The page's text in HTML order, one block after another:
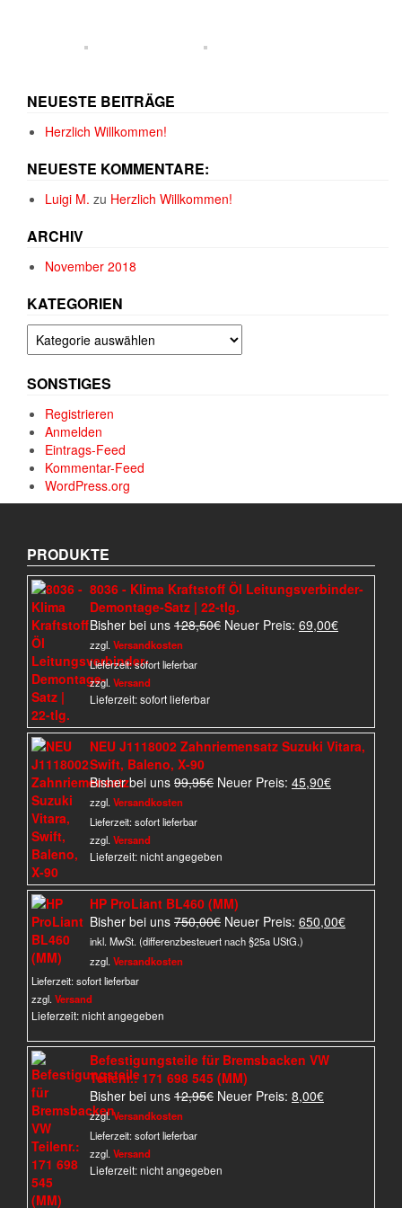
NEUESTE BEITRÄGE
Herzlich Willkommen!
NEUESTE KOMMENTARE:
Luigi M. zu Herzlich Willkommen!
ARCHIV
November 2018
KATEGORIEN
Kategorien
SONSTIGES
Registrieren
Anmelden
Eintrags-Feed
Kommentar-Feed
WordPress.org
PRODUKTE
8036 - Klima Kraftstoff Öl Leitungsverbinder-
Demontage-Satz | 22-tlg.
Bisher bei uns 128,50€ Ursprünglicher
Neuer Preis: 69,00€Aktueller
zzgl.Versandkosten
Lieferzeit:sofort lieferbar
zzgl.Versand
Lieferzeit: sofort lieferbar
NEU J1118002 Zahnriemensatz Suzuki Vitara,
Swift, Baleno, X-90
Bisher bei uns 99,95€ Ursprünglicher
Neuer Preis: 45,90€Aktueller
zzgl.Versandkosten
Lieferzeit:sofort lieferbar
zzgl.Versand
Lieferzeit: nicht angegeben
HP ProLiant BL460 (MM)
Bisher bei uns 750,00€ Ursprünglicher
Preis
Neuer Preis: 650,00€Aktueller
inkl. MwSt. (differenzbesteuert nach §25a UStG.)
zzgl.Versandkosten
Lieferzeit:sofort lieferbar
zzgl.Versand
Lieferzeit: nicht angegeben
Befestigungsteile für Bremsbacken VW
Teilenr.: 171 698 545 (MM)
Bisher bei uns 12,95€ Ursprünglicher
Neuer Preis: 8,00€Aktueller
zzgl.Versandkosten
Lieferzeit:sofort lieferbar
zzgl.Versand
Lieferzeit: nicht angegeben